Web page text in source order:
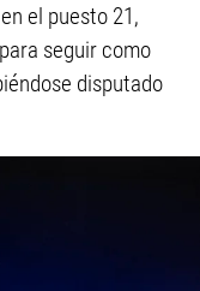
el puesto 21,
seguir como
disputado